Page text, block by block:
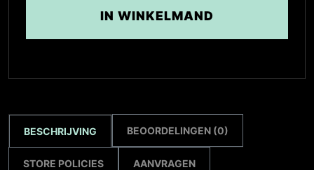
IN WINKELMAND
BESCHRIJVING BEOORDELINGEN (0)
STORE POLICIES AANVRAGEN